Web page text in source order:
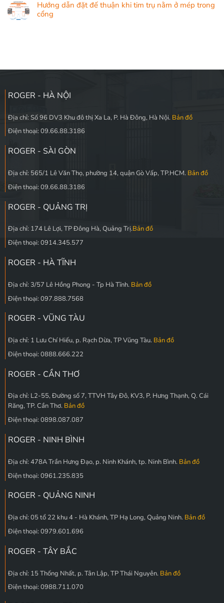
Hướng dẫn đặt đế thuận khi tim trụ nằm ở mép trong
cổng
ROGER - HÀ NỘI
Địa chỉ: Số 96 DV3 Khu đô thị Xa La, P. Hà Đông, Hà Nội. Bản đồ
Điện thoại: 09.66.88.3186
ROGER - SÀI GÒN
Địa chỉ: 565/1 Lê Văn Thọ, phường 14, quận Gò Vấp, TP.HCM. Bản đồ
Điện thoại: 09.66.88.3186
ROGER - QUẢNG TRỊ
Địa chỉ: 174 Lê Lợi, TP Đông Hà, Quảng Trị.Bản đồ
Điện thoại: 0914.345.577
ROGER - HÀ TĨNH
Địa chỉ: 3/57 Lê Hồng Phong - Tp Hà Tĩnh. Bản đồ
Điện thoại: 097.888.7568
ROGER - VŨNG TÀU
Địa chỉ: 1 Lưu Chí Hiếu, p. Rạch Dừa, TP Vũng Tàu. Bản đồ
Điện thoại: 0888.666.222
ROGER - CẦN THƠ
Địa chỉ: L2-55, Đường số 7, TTVH Tây Đô, KV3, P. Hưng Thạnh, Q. Cái
Răng, TP. Cần Thơ. Bản đồ
Điện thoại: 0898.087.087
ROGER - NINH BÌNH
Địa chỉ: 478A Trần Hưng Đạo, p. Ninh Khánh, tp. Ninh Bình. Bản đồ
Điện thoại: 0961.235.835
ROGER - QUẢNG NINH
Địa chỉ: 05 tổ 22 khu 4 - Hà Khánh, TP Hạ Long, Quảng Ninh. Bản đồ
Điện thoại: 0979.601.696
ROGER - TÂY BẮC
Địa chỉ: 15 Thống Nhất, p. Tân Lập, TP Thái Nguyên. Bản đồ
Điện thoại: 0988.711.070